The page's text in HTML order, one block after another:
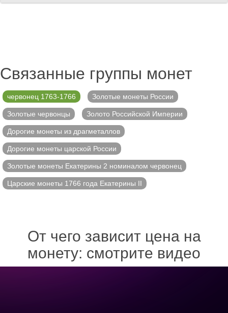
Связанные группы монет
червонец 1763-1766 Золотые монеты России
Золотые червонцы Золото Российской Империи
Дорогие монеты из драгметаллов
Дорогие монеты царской России
Золотые монеты Екатерины 2 номиналом червонец
Царские монеты 1766 года Екатерины II
От чего зависит цена на
монету: смотрите видео